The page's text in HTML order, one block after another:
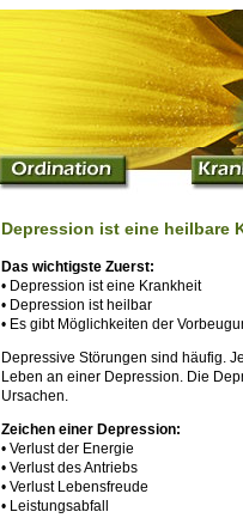
Depression ist eine heilbare
Das wichtigste Zuerst:
• Depression ist eine Krankheit
• Depression ist heilbar
• Es gibt Möglichkeiten der
Depressive Störungen sind häufig.
Leben an einer Depression. Die
Ursachen.
Zeichen einer Depression:
• Verlust der Energie
• Verlust des Antriebs
• Verlust Lebensfreude
• Leistungsabfall